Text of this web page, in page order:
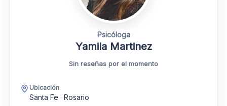
Psicóloga
Yamila Martinez
Sin reseñas por el momento
Ubicación
Santa Fe · Rosario